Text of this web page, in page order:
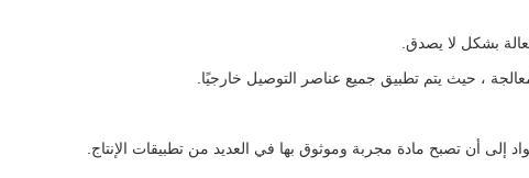
، حيث يتم تطبيق جميع عناصر التوصيل خارجيًا.
إلى أن تصبح مادة مجربة وموثوق بها في العديد من تطبيقات الإنتاج.